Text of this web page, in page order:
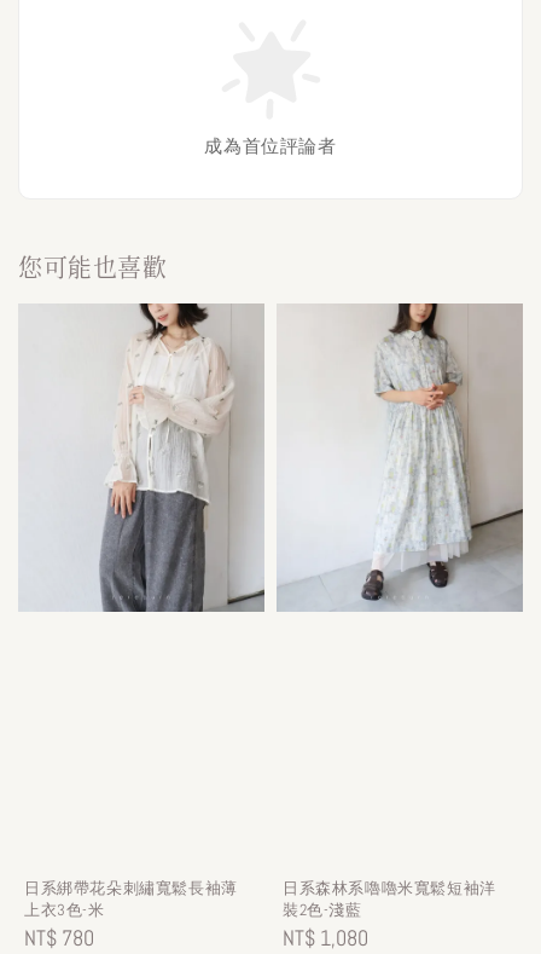
成為首位評論者
您可能也喜歡
日系綁帶花朵刺繡寬鬆長袖薄
上衣3色-米
Regular
NT$ 780
日系森林系嚕嚕米寬鬆短袖洋
裝2色-淺藍
Regular
NT$ 1,080